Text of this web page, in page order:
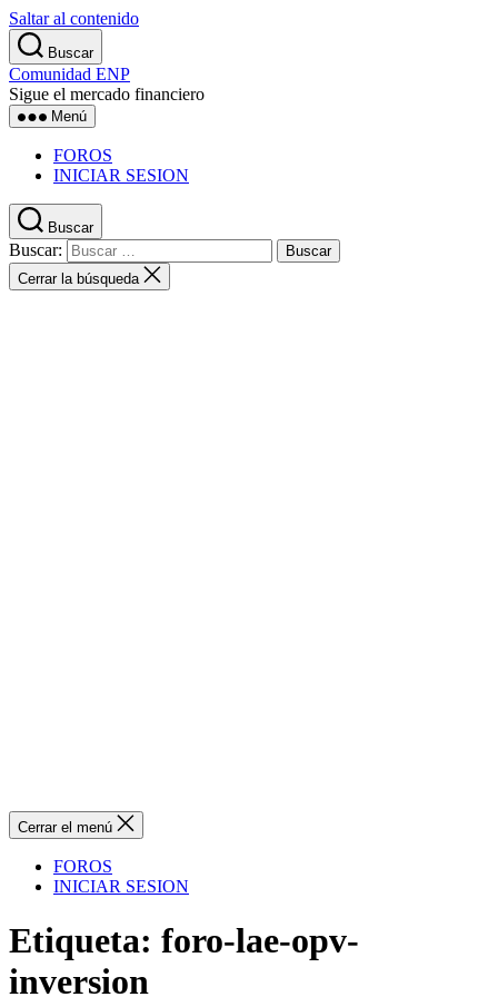
Saltar al contenido
Buscar
Comunidad ENP
Sigue el mercado financiero
Menú
FOROS
INICIAR SESION
Buscar
Buscar:
Cerrar la búsqueda
Cerrar el menú
FOROS
INICIAR SESION
Etiqueta: foro-lae-opv-
inversion